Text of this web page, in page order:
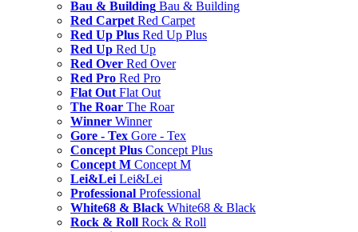
Bau & Building Bau & Building
Red Carpet Red Carpet
Red Up Plus Red Up Plus
Red Up Red Up
Red Over Red Over
Red Pro Red Pro
Flat Out Flat Out
The Roar The Roar
Winner Winner
Gore - Tex Gore - Tex
Concept Plus Concept Plus
Concept M Concept M
Lei&Lei Lei&Lei
Professional Professional
White68 & Black White68 & Black
Rock & Roll Rock & Roll